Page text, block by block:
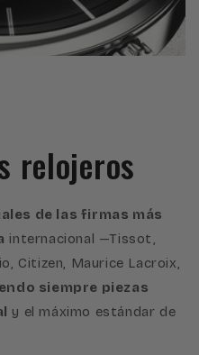
relojeros
de las firmas más
internacional —Tissot,
Citizen, Maurice Lacroix,
siempre piezas
y el máximo estándar de